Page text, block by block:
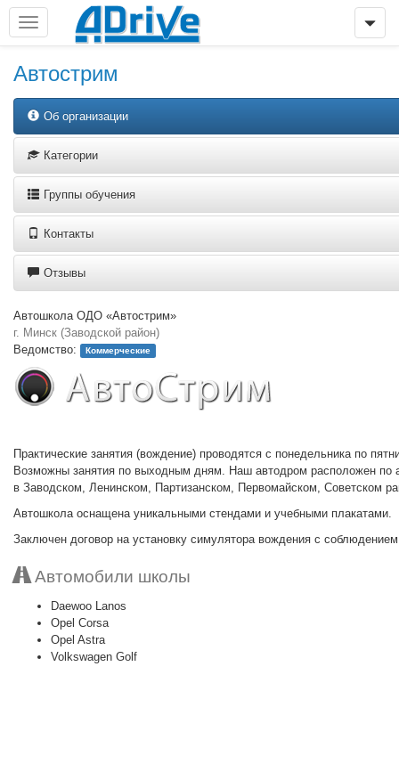
Автострим
Об организации
Категории
Группы обучения
Контакты
Отзывы
Автошкола ОДО «Автострим»
г. Минск (Заводской район)
Ведомство:
Коммерческие
Практические занятия (вождение) проводятся с понедельника по
Возможны занятия по выходным дням. Наш автодром расположен по
в Заводском, Ленинском, Партизанском, Первомайском, Советском
Автошкола оснащена уникальными стендами и учебными плакатами.
Заключен договор на установку симулятора вождения с
Автомобили школы
Daewoo Lanos
Opel Corsa
Opel Astra
Volkswagen Golf